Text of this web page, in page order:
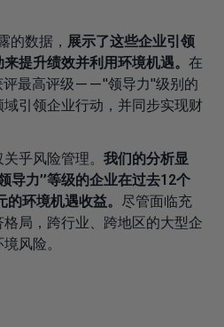
的数据， 展示了这些企业引领
提升绩效并利用环境机遇。 在
评最高评级——"领导力"级别的
引领企业行动，并同步实现财
乎风险管理。 我们的分析显
导力”等级的企业在过去12个
环境机遇收益。 尽管面临充
局，跨行业、跨地区的大型企
风险。